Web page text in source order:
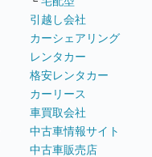
引越し会社
カーシェアリング
レンタカー
格安レンタカー
カーリース
車買取会社
中古車情報サイト
中古車販売店